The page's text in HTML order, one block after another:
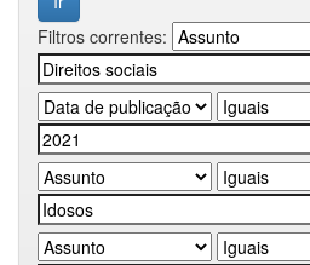
Filtros correntes: